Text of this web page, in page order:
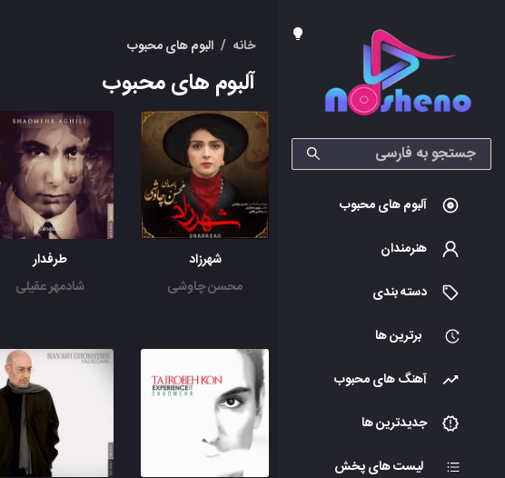
آلبوم های محبوب
هنرمندان
دسته بندی
برترین ها
آهنگ های محبوب
جدیدترین ها
لیست های پخش
خانه / البوم های محبوب
آلبوم های محبوب
شهرزاد
محسن چاوشی
طرفدار
شادمهر عقیلی